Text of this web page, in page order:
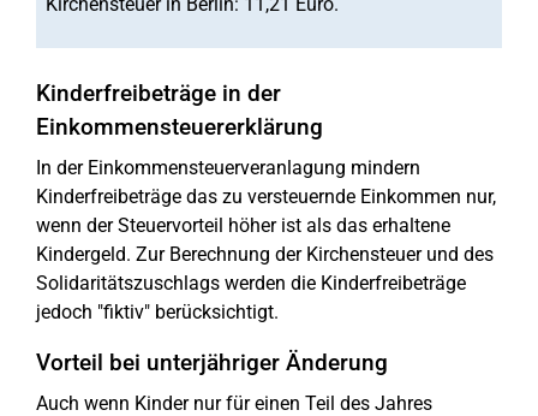
Kinderfreibeträge in der
Einkommensteuererklärung
In der Einkommensteuerveranlagung mindern
Kinderfreibeträge das zu versteuernde Einkommen nur,
wenn der Steuervorteil höher ist als das erhaltene
Kindergeld. Zur Berechnung der Kirchensteuer und des
Solidaritätszuschlags werden die Kinderfreibeträge
jedoch "fiktiv" berücksichtigt.
Vorteil bei unterjähriger Änderung
Auch wenn Kinder nur für einen Teil des Jahres